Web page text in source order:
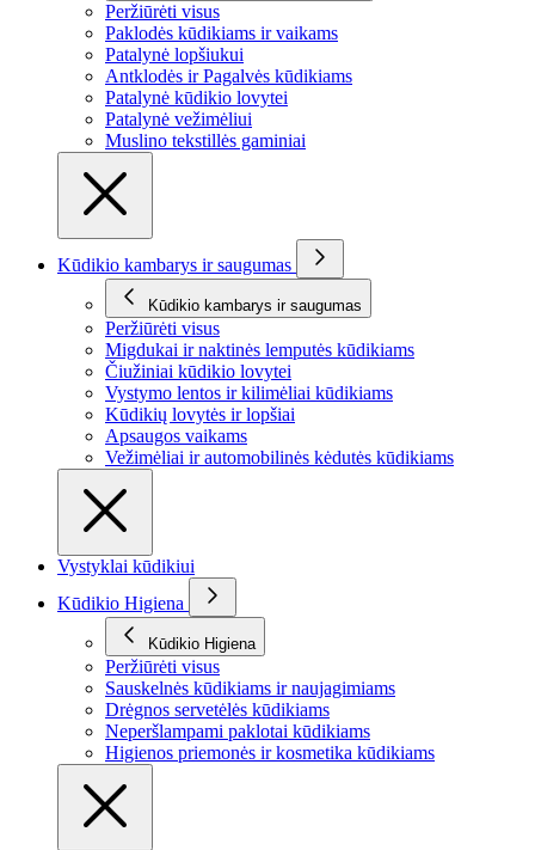
Peržiūrėti visus
Paklodės kūdikiams ir vaikams
Patalynė lopšiukui
Antklodės ir Pagalvės kūdikiams
Patalynė kūdikio lovytei
Patalynė vežimėliui
Muslino tekstillės gaminiai
Kūdikio kambarys ir saugumas
Kūdikio kambarys ir saugumas
Peržiūrėti visus
Migdukai ir naktinės lemputės kūdikiams
Čiužiniai kūdikio lovytei
Vystymo lentos ir kilimėliai kūdikiams
Kūdikių lovytės ir lopšiai
Apsaugos vaikams
Vežimėliai ir automobilinės kėdutės kūdikiams
Vystyklai kūdikiui
Kūdikio Higiena
Kūdikio Higiena
Peržiūrėti visus
Sauskelnės kūdikiams ir naujagimiams
Drėgnos servetėlės kūdikiams
Neperšlampami paklotai kūdikiams
Higienos priemonės ir kosmetika kūdikiams